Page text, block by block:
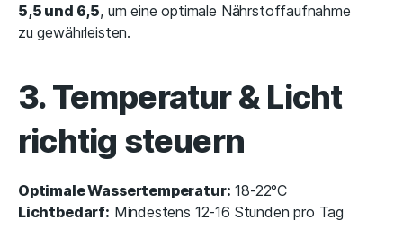
5,5 und 6,5, um eine optimale Nährstoffaufnahme
zu gewährleisten.
3. Temperatur & Licht
richtig steuern
Optimale Wassertemperatur: 18-22°C
Lichtbedarf: Mindestens 12-16 Stunden pro Tag